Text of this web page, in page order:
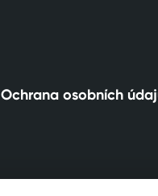
Ochrana osobních